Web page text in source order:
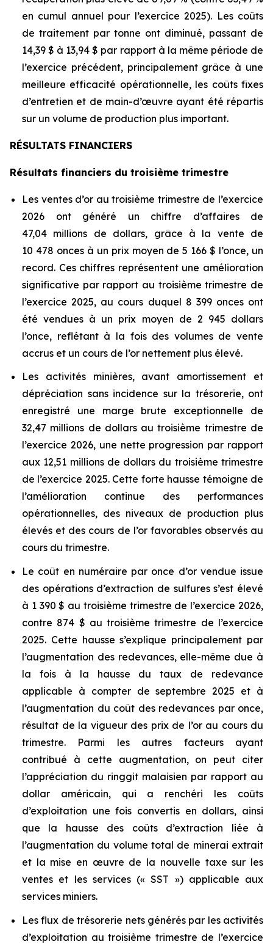
en cumul annuel pour l’exercice 2025). Les coûts
de traitement par tonne ont diminué, passant de
14,39 $ à 13,94 $ par rapport à la même période de
l’exercice précédent, principalement grâce à une
meilleure efficacité opérationnelle, les coûts fixes
d’entretien et de main-d’œuvre ayant été répartis
sur un volume de production plus important.
RÉSULTATS FINANCIERS
Résultats financiers du troisième trimestre
Les ventes d’or au troisième trimestre de l’exercice
2026 ont généré un chiffre d’affaires de
47,04 millions de dollars, grâce à la vente de
10 478 onces à un prix moyen de 5 166 $ l’once, un
record. Ces chiffres représentent une amélioration
significative par rapport au troisième trimestre de
l’exercice 2025, au cours duquel 8 399 onces ont
été vendues à un prix moyen de 2 945 dollars
l’once, reflétant à la fois des volumes de vente
accrus et un cours de l’or nettement plus élevé.
Les activités minières, avant amortissement et
dépréciation sans incidence sur la trésorerie, ont
enregistré une marge brute exceptionnelle de
32,47 millions de dollars au troisième trimestre de
l’exercice 2026, une nette progression par rapport
aux 12,51 millions de dollars du troisième trimestre
de l’exercice 2025. Cette forte hausse témoigne de
l’amélioration continue des performances
opérationnelles, des niveaux de production plus
élevés et des cours de l’or favorables observés au
cours du trimestre.
Le coût en numéraire par once d’or vendue issue
des opérations d’extraction de sulfures s’est élevé
à 1 390 $ au troisième trimestre de l’exercice 2026,
contre 874 $ au troisième trimestre de l’exercice
2025. Cette hausse s’explique principalement par
l’augmentation des redevances, elle-même due à
la fois à la hausse du taux de redevance
applicable à compter de septembre 2025 et à
l’augmentation du coût des redevances par once,
résultat de la vigueur des prix de l’or au cours du
trimestre. Parmi les autres facteurs ayant
contribué à cette augmentation, on peut citer
l’appréciation du ringgit malaisien par rapport au
dollar américain, qui a renchéri les coûts
d’exploitation une fois convertis en dollars, ainsi
que la hausse des coûts d’extraction liée à
l’augmentation du volume total de minerai extrait
et la mise en œuvre de la nouvelle taxe sur les
ventes et les services (« SST ») applicable aux
services miniers.
Les flux de trésorerie nets générés par les activités
d’exploitation au troisième trimestre de l’exercice